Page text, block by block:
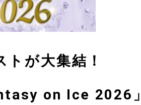
が大集結！
on Ice 2026」